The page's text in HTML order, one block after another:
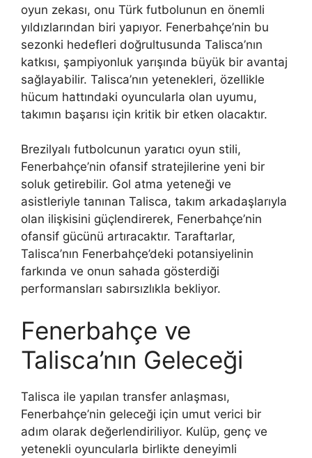
oyun zekası, onu Türk futbolunun en önemli
yıldızlarından biri yapıyor. Fenerbahçe’nin bu
sezonki hedefleri doğrultusunda Talisca’nın
katkısı, şampiyonluk yarışında büyük bir avantaj
sağlayabilir. Talisca’nın yetenekleri, özellikle
hücum hattındaki oyuncularla olan uyumu,
takımın başarısı için kritik bir etken olacaktır.
Brezilyalı futbolcunun yaratıcı oyun stili,
Fenerbahçe’nin ofansif stratejilerine yeni bir
soluk getirebilir. Gol atma yeteneği ve
asistleriyle tanınan Talisca, takım arkadaşlarıyla
olan ilişkisini güçlendirerek, Fenerbahçe’nin
ofansif gücünü artıracaktır. Taraftarlar,
Talisca’nın Fenerbahçe’deki potansiyelinin
farkında ve onun sahada gösterdiği
performansları sabırsızlıkla bekliyor.
Fenerbahçe ve
Talisca’nın Geleceği
Talisca ile yapılan transfer anlaşması,
Fenerbahçe’nin geleceği için umut verici bir
adım olarak değerlendiriliyor. Kulüp, genç ve
yetenekli oyuncularla birlikte deneyimli